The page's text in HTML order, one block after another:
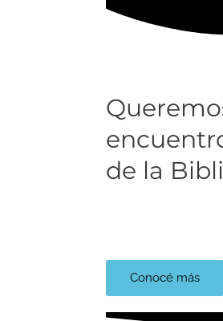
de la
Conocé más